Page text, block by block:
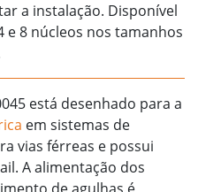
a instalação. Disponível
e 8 núcleos nos tamanhos
está desenhado para a
em sistemas de
vias férreas e possui
A alimentação dos